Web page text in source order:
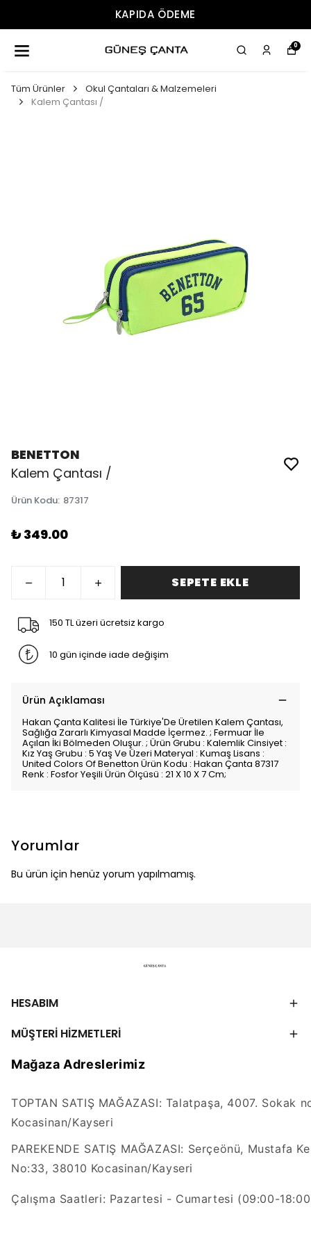
0
Tüm Ürünler
Okul Çantaları & Malzemeleri
Kalem Çantası /
BENETTON
Kalem Çantası /
Ürün Kodu: 87317
₺ 349.00
SEPETE EKLE
150 TL üzeri ücretsiz kargo
10 gün içinde iade değişim
Ürün Açıklaması
Hakan Çanta Kalitesi İle Türkiye'De Üretilen Kalem Çantası,
Sağlığa Zararlı Kimyasal Madde İçermez. ; Fermuar İle
Açılan İki Bölmeden Oluşur. ; Ürün Grubu : Kalemlik Cinsiyet :
Kız Yaş Grubu : 5 Yaş Ve Üzeri Materyal : Kumaş Lisans :
United Colors Of Benetton Ürün Kodu : Hakan Çanta 87317
Renk : Fosfor Yeşili Ürün Ölçüsü : 21 X 10 X 7 Cm;
Yorumlar
Bu ürün için henüz yorum yapılmamış.
HESABIM
MÜŞTERİ HİZMETLERİ
Mağaza Adreslerimiz
TOPTAN SATIŞ MAĞAZASI: Talatpaşa, 4007. Sokak
Kocasinan/Kayseri
PAREKENDE SATIŞ MAĞAZASI: Serçeönü, Mustafa
No:33, 38010 Kocasinan/Kayseri
Çalışma Saatleri: Pazartesi - Cumartesi (09:00-